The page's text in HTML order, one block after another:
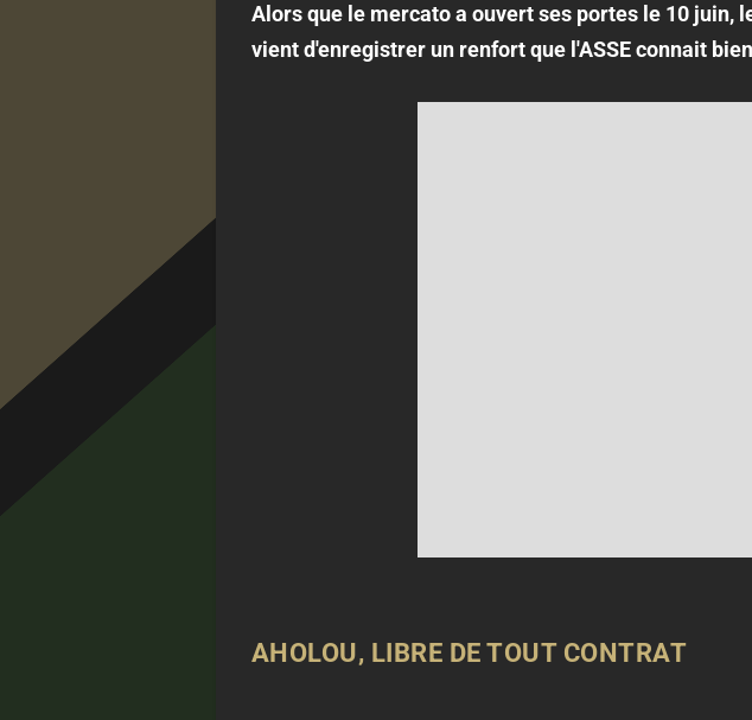
Alors que le mercato a ouvert ses portes le 10 juin,
vient d'enregistrer un renfort que l'ASSE connait
AHOLOU, LIBRE DE TOUT CONTRAT